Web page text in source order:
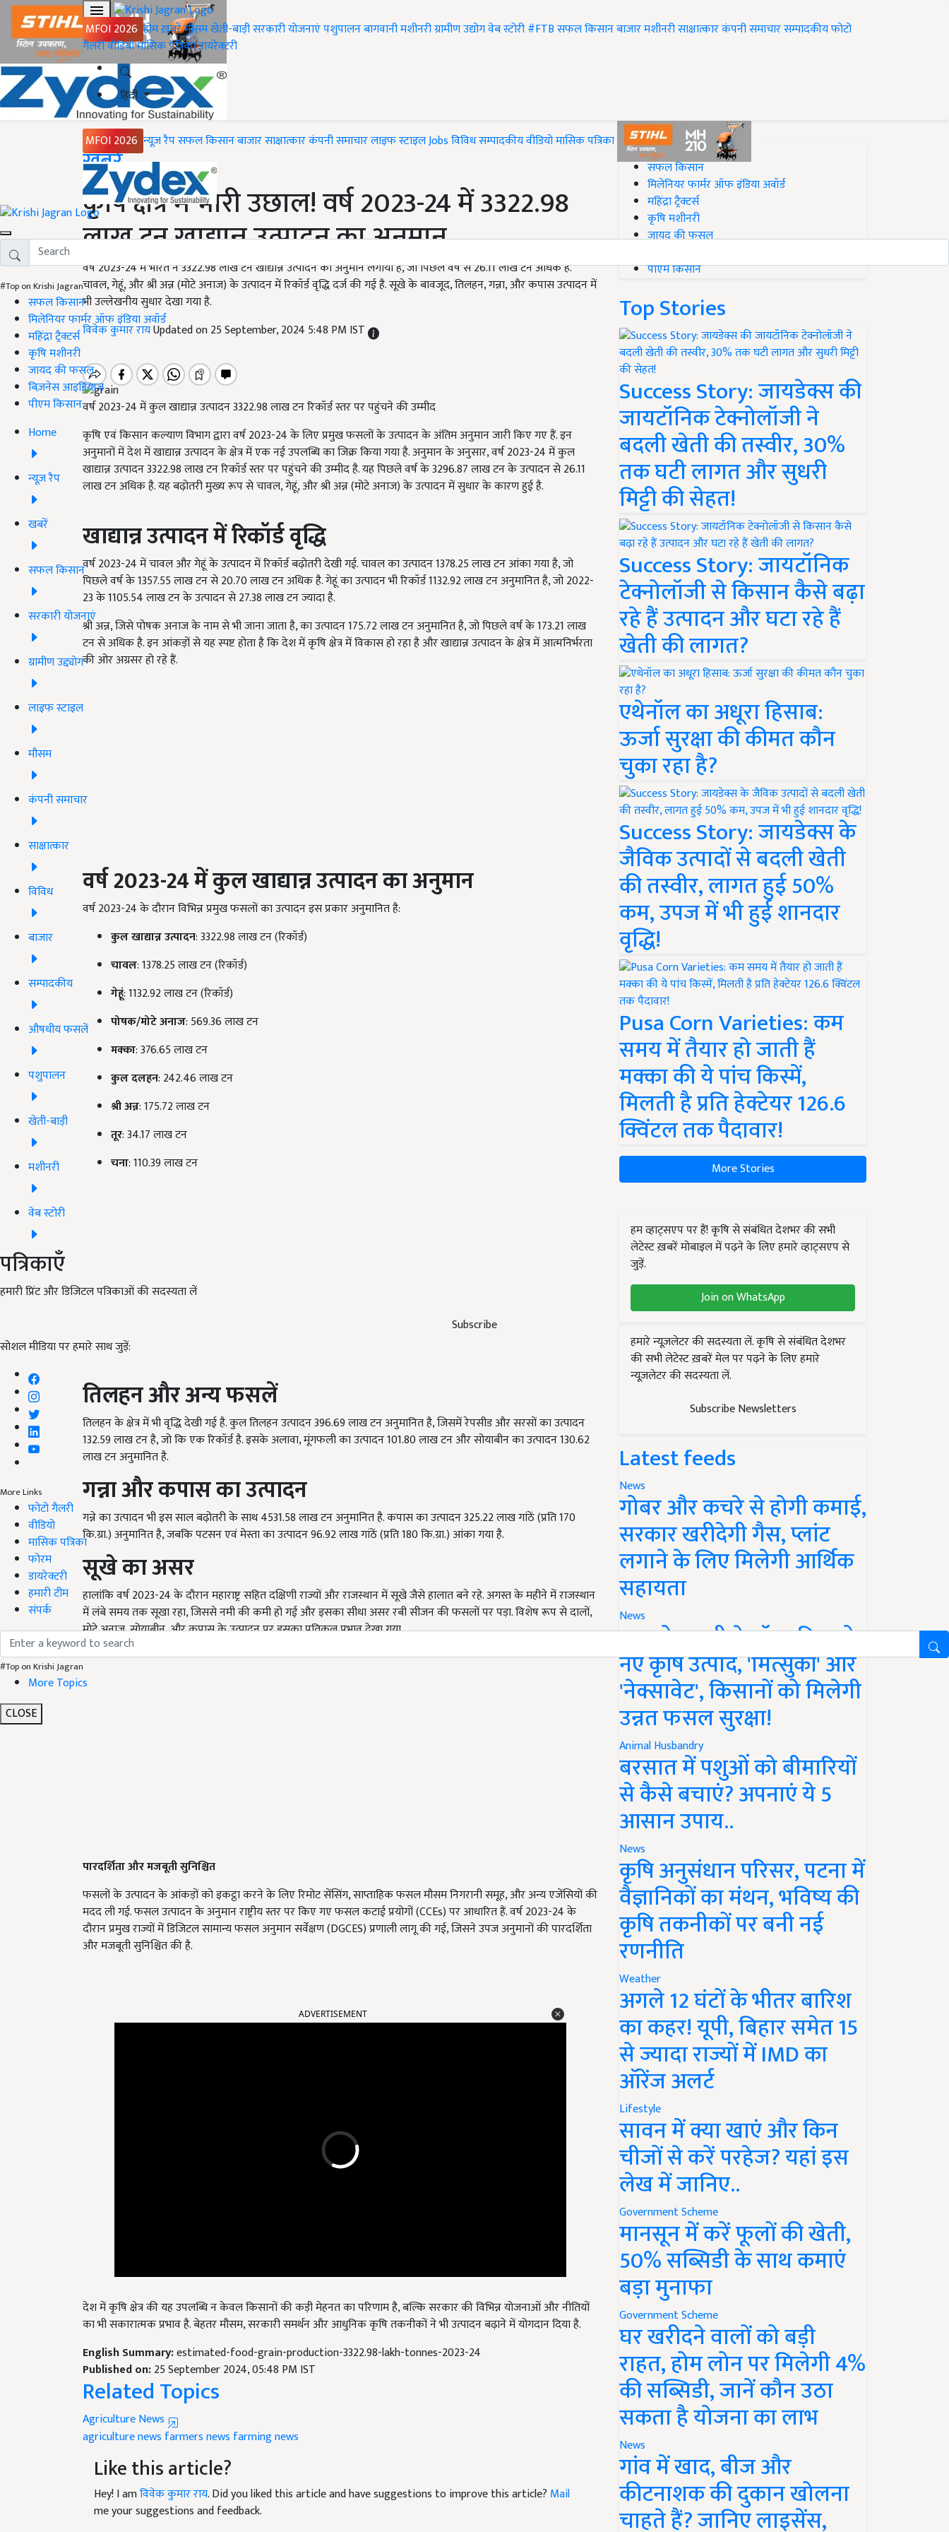
MFOI 2026 होमख़बरेंमौसमखेती-बाड़ीसरकारी योजनाएंपशुपालनबागवानीमशीनरीग्रामीण उद्योगवेब स्टोरी#FTBसफल किसानबाजारमशीनरीसाक्षात्कारकंपनी समाचारसम्पादकीयफोटो
गैलरीवीडियोमासिक पत्रिकाडायरेक्टरी
हिंदी
MFOI 2026 न्यूज़ रैपसफल किसानबाजारसाक्षात्कारकंपनी समाचारलाइफ स्टाइलJobsविविधसम्पादकीयवीडियोमासिक पत्रिका
#Top on Krishi Jagran
सफल किसान
मिलेनियर फार्मर ऑफ इंडिया अवॉर्ड
महिंद्रा ट्रैक्टर्स
कृषि मशीनरी
जायद की फसल
बिज़नेस आइडियाज
पीएम किसान
Home
न्यूज़ रैप
खबरें
सफल किसान
सरकारी योजनाएं
ग्रामीण उद्द्योग
लाइफ स्टाइल
मौसम
कंपनी समाचार
साक्षात्कार
विविध
बाजार
सम्पादकीय
औषधीय फसलें
पशुपालन
खेती-बाड़ी
मशीनरी
वेब स्टोरी
पत्रिकाएँ
हमारी प्रिंट और डिजिटल पत्रिकाओं की सदस्यता लें
Subscribe
सोशल मीडिया पर हमारे साथ जुड़ें:
More Links
फोटो गैलरी
वीडियो
मासिक पत्रिका
फोरम
डायरेक्टरी
हमारी टीम
संपर्क
#Top on Krishi Jagran
More Topics
CLOSE
Home
ख़बरें
कृषि क्षेत्र में भारी उछाल! वर्ष 2023-24 में 3322.98
लाख टन खाद्यान्न उत्पादन का अनुमान
वर्ष 2023-24 में भारत ने 3322.98 लाख टन खाद्यान्न उत्पादन का अनुमान लगाया है, जो पिछले वर्ष से 26.11 लाख टन अधिक है.
चावल, गेहूं, और श्री अन्न (मोटे अनाज) के उत्पादन में रिकॉर्ड वृद्धि दर्ज की गई है. सूखे के बावजूद, तिलहन, गन्ना, और कपास उत्पादन में
भी उल्लेखनीय सुधार देखा गया है.
विवेक कुमार रायUpdated on 25 September, 2024 5:48 PM IST
वर्ष 2023-24 में कुल खाद्यान्न उत्पादन 3322.98 लाख टन रिकॉर्ड स्तर पर पहुंचने की उम्मीद
कृषि एवं किसान कल्याण विभाग द्वारा वर्ष 2023-24 के लिए प्रमुख फसलों के उत्पादन के अंतिम अनुमान जारी किए गए हैं. इन
अनुमानों में देश में खाद्यान्न उत्पादन के क्षेत्र में एक नई उपलब्धि का जिक्र किया गया है. अनुमान के अनुसार, वर्ष 2023-24 में कुल
खाद्यान्न उत्पादन 3322.98 लाख टन रिकॉर्ड स्तर पर पहुंचने की उम्मीद है. यह पिछले वर्ष के 3296.87 लाख टन के उत्पादन से 26.11
लाख टन अधिक है. यह बढ़ोतरी मुख्य रूप से चावल, गेहूं, और श्री अन्न (मोटे अनाज) के उत्पादन में सुधार के कारण हुई है.
खाद्यान्न उत्पादन में रिकॉर्ड वृद्धि
वर्ष 2023-24 में चावल और गेहूं के उत्पादन में रिकॉर्ड बढ़ोतरी देखी गई. चावल का उत्पादन 1378.25 लाख टन आंका गया है, जो
पिछले वर्ष के 1357.55 लाख टन से 20.70 लाख टन अधिक है. गेहूं का उत्पादन भी रिकॉर्ड 1132.92 लाख टन अनुमानित है, जो 2022-
23 के 1105.54 लाख टन के उत्पादन से 27.38 लाख टन ज्यादा है.
श्री अन्न, जिसे पोषक अनाज के नाम से भी जाना जाता है, का उत्पादन 175.72 लाख टन अनुमानित है, जो पिछले वर्ष के 173.21 लाख
टन से अधिक है. इन आंकड़ों से यह स्पष्ट होता है कि देश में कृषि क्षेत्र में विकास हो रहा है और खाद्यान्न उत्पादन के क्षेत्र में आत्मनिर्भरता
की ओर अग्रसर हो रहे हैं.
वर्ष 2023-24 में कुल खाद्यान्न उत्पादन का अनुमान
वर्ष 2023-24 के दौरान विभिन्न प्रमुख फसलों का उत्पादन इस प्रकार अनुमानित है:
कुल खाद्यान्न उत्पादन: 3322.98 लाख टन (रिकॉर्ड)
चावल: 1378.25 लाख टन (रिकॉर्ड)
गेहूं: 1132.92 लाख टन (रिकॉर्ड)
पोषक/मोटे अनाज: 569.36 लाख टन
मक्का: 376.65 लाख टन
कुल दलहन: 242.46 लाख टन
श्री अन्न: 175.72 लाख टन
तूर: 34.17 लाख टन
चना: 110.39 लाख टन
तिलहन और अन्य फसलें
तिलहन के क्षेत्र में भी वृद्धि देखी गई है. कुल तिलहन उत्पादन 396.69 लाख टन अनुमानित है, जिसमें रेपसीड और सरसों का उत्पादन
132.59 लाख टन है, जो कि एक रिकॉर्ड है. इसके अलावा, मूंगफली का उत्पादन 101.80 लाख टन और सोयाबीन का उत्पादन 130.62
लाख टन अनुमानित है.
गन्ना और कपास का उत्पादन
गन्ने का उत्पादन भी इस साल बढ़ोतरी के साथ 4531.58 लाख टन अनुमानित है. कपास का उत्पादन 325.22 लाख गांठें (प्रति 170
कि.ग्रा.) अनुमानित है, जबकि पटसन एवं मेस्ता का उत्पादन 96.92 लाख गांठें (प्रति 180 कि.ग्रा.) आंका गया है.
सूखे का असर
हालांकि वर्ष 2023-24 के दौरान महाराष्ट्र सहित दक्षिणी राज्यों और राजस्थान में सूखे जैसे हालात बने रहे. अगस्त के महीने में राजस्थान
में लंबे समय तक सूखा रहा, जिससे नमी की कमी हो गई और इसका सीधा असर रबी सीजन की फसलों पर पड़ा. विशेष रूप से दालों,
मोटे अनाज, सोयाबीन, और कपास के उत्पादन पर इसका प्रतिकूल प्रभाव देखा गया.
पारदर्शिता और मजबूती सुनिश्चित
फसलों के उत्पादन के आंकड़ों को इकट्ठा करने के लिए रिमोट सेंसिंग, साप्ताहिक फसल मौसम निगरानी समूह, और अन्य एजेंसियों की
मदद ली गई. फसल उत्पादन के अनुमान राष्ट्रीय स्तर पर किए गए फसल कटाई प्रयोगों (CCEs) पर आधारित हैं. वर्ष 2023-24 के
दौरान प्रमुख राज्यों में डिजिटल सामान्य फसल अनुमान सर्वेक्षण (DGCES) प्रणाली लागू की गई, जिसने उपज अनुमानों की पारदर्शिता
और मजबूती सुनिश्चित की है.
का भी सकारात्मक प्रभाव है. बेहतर मौसम, सरकारी समर्थन और आधुनिक कृषि तकनीकों ने भी उत्पादन बढ़ाने में योगदान दिया है.
estimated-food-grain-production-3322.98-lakh-tonnes-2023-24
Published on:25 September 2024, 05:48 PM IST
Related Topics
Agriculture News
agriculture news farmers news
Like this article?
Hey! I amविवेक कुमार राय. Did you liked this article and have suggestions to improve this article?
me your suggestions and feedback.
#Top on Krishi Jagran
सफल किसान
मिलेनियर फार्मर ऑफ इंडिया अवॉर्ड
महिंद्रा ट्रैक्टर्स
कृषि मशीनरी
जायद की फसल
पीएम किसान
Top Stories
Success Story: जायडेक्स की
जायटॉनिक टेक्नोलॉजी ने
बदली खेती की तस्वीर, 30%
तक घटी लागत और सुधरी
मिट्टी की सेहत!
Success Story: जायटॉनिक
टेक्नोलॉजी से किसान कैसे बढ़ा
रहे हैं उत्पादन और घटा रहे हैं
खेती की लागत?
एथेनॉल का अधूरा हिसाब:
ऊर्जा सुरक्षा की कीमत कौन
चुका रहा है?
Success Story: जायडेक्स के
जैविक उत्पादों से बदली खेती
की तस्वीर, लागत हुई 50%
कम, उपज में भी हुई शानदार
वृद्धि!
Pusa Corn Varieties: कम
समय में तैयार हो जाती हैं
मक्का की ये पांच किस्में,
मिलती है प्रति हेक्टेयर 126.6
क्विंटल तक पैदावार!
More Stories
हम व्हाट्सएप पर हैं! कृषि से संबंधित देशभर की सभी
लेटेस्ट ख़बरें मोबाइल में पढ़ने के लिए हमारे व्हाट्सएप से
जुड़ें.
Join on WhatsApp
हमारे न्यूज़लेटर की सदस्यता लें. कृषि से संबंधित देशभर
की सभी लेटेस्ट ख़बरें मेल पर पढ़ने के लिए हमारे
न्यूज़लेटर की सदस्यता लें.
Subscribe Newsletters
Latest feeds
News
गोबर और कचरे से होगी कमाई,
सरकार खरीदेगी गैस, प्लांट
लगाने के लिए मिलेगी आर्थिक
सहायता
News
इफको-एमसी ने लॉन्च किए दो
नए कृषि उत्पाद, 'मित्सुकी' और
'नेक्सावेट', किसानों को मिलेगी
उन्नत फसल सुरक्षा!
Animal Husbandry
बरसात में पशुओं को बीमारियों
से कैसे बचाएं? अपनाएं ये 5
आसान उपाय..
News
कृषि अनुसंधान परिसर, पटना में
वैज्ञानिकों का मंथन, भविष्य की
कृषि तकनीकों पर बनी नई
रणनीति
Weather
अगले 12 घंटों के भीतर बारिश
का कहर! यूपी, बिहार समेत 15
से ज्यादा राज्यों में IMD का
ऑरेंज अलर्ट
Lifestyle
सावन में क्या खाएं और किन
चीजों से करें परहेज? यहां इस
लेख में जानिए..
Government Scheme
मानसून में करें फूलों की खेती,
50% सब्सिडी के साथ कमाएं
बड़ा मुनाफा
Government Scheme
घर खरीदने वालों को बड़ी
राहत, होम लोन पर मिलेगी 4%
की सब्सिडी, जानें कौन उठा
सकता है योजना का लाभ
News
गांव में खाद, बीज और
कीटनाशक की दुकान खोलना
चाहते हैं? जानिए लाइसेंस,